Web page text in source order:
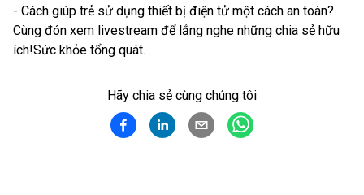
- Cách giúp trẻ sử dụng thiết bị điện tử một cách an toàn?
Cùng đón xem livestream để lắng nghe những chia sẻ hữu
ích!Sức khỏe tổng quát.
Hãy chia sẻ cùng chúng tôi